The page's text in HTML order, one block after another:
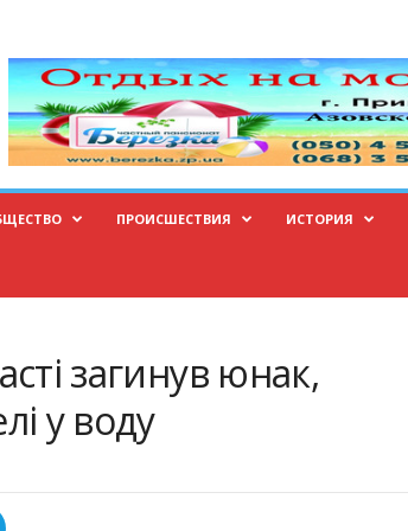
ПРОИСШЕСТВИЯ ИСТОРИЯ
загинув юнак,
у воду